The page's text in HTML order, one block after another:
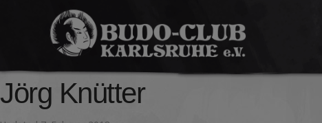
Budo-
Club
Karlsruhe
Jörg Knütter